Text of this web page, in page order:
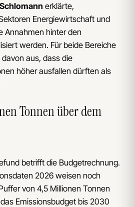
erklärte,
Energiewirtschaft und
Annahmen hinter den
werden. Für beide Bereiche
aus, dass die
höher ausfallen dürften als
Tonnen über dem
betrifft die Budgetrechnung.
2026 weisen noch
von 4,5 Millionen Tonnen
Emissionsbudget bis 2030